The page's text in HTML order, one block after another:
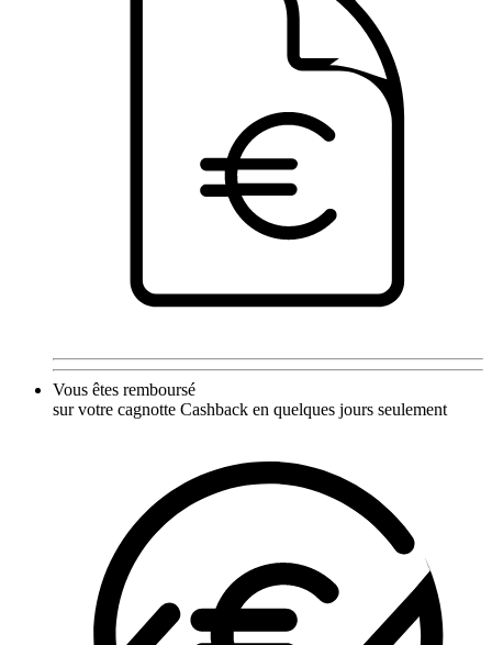
Vous êtes remboursé
sur votre cagnotte Cashback en quelques jours seulement